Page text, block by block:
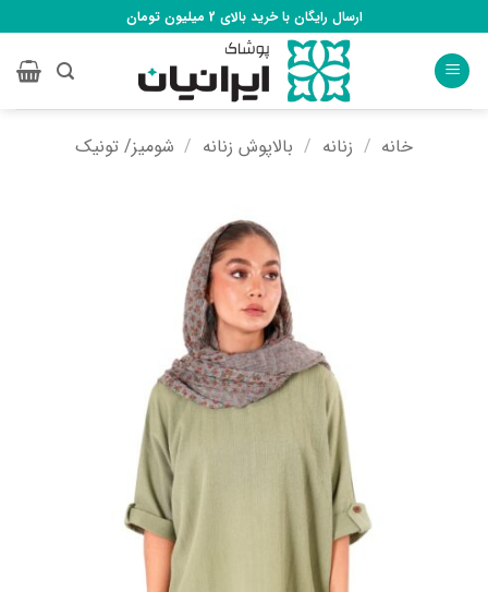
to
content
ارسال رایگان با خرید بالای 2 میلیون تومان
خانه / زنانه / بالاپوش زنانه / شومیز/ تونیک